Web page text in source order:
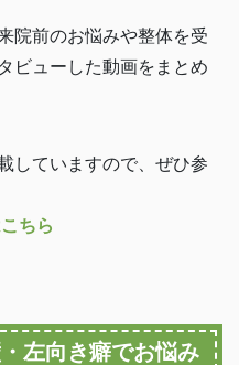
院前のお悩みや整体を受
ビューした動画をまとめ
していますので、ぜひ参
ちら
左向き癖でお悩み